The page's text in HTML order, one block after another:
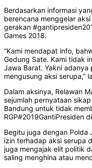
Berdasarkan informasi
berencana menggelar
gerakan
Games 2018.
“Kami mendapat info,
Gedung Sate. Kami tidak
Jawa Barat. Yakni
mengusung aksi serupa,”
Dalam aksinya, Relawan
sejumlah pernyataan
Bandung untuk tidak
RGP#2019GantiPresiden
Begitu juga dengan
izin terhadap aksi serupa
juga mengajak elit politik
saling menghina atau